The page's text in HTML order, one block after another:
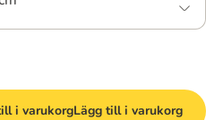
i varukorgLägg till i varukorg